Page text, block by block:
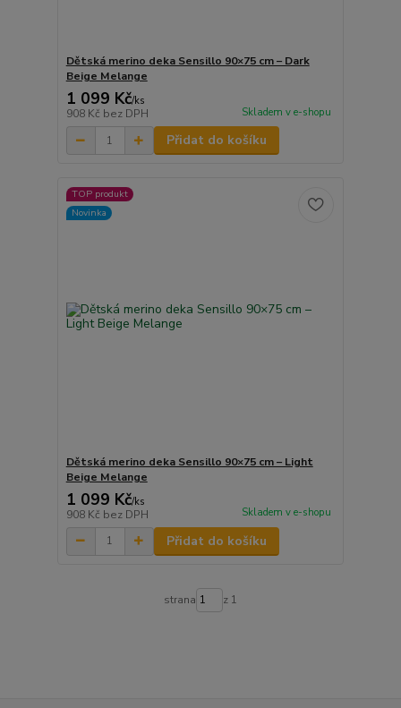
Dětská merino deka Sensillo 90×75 cm – Dark
Beige Melange
1 099 Kč/ks
908 Kč bez DPH Skladem v e-shopu
Přidat do košíku
TOP produkt
Novinka
Dětská merino deka Sensillo 90×75 cm – Light
Beige Melange
1 099 Kč/ks
908 Kč bez DPH Skladem v e-shopu
Přidat do košíku
strana z 1